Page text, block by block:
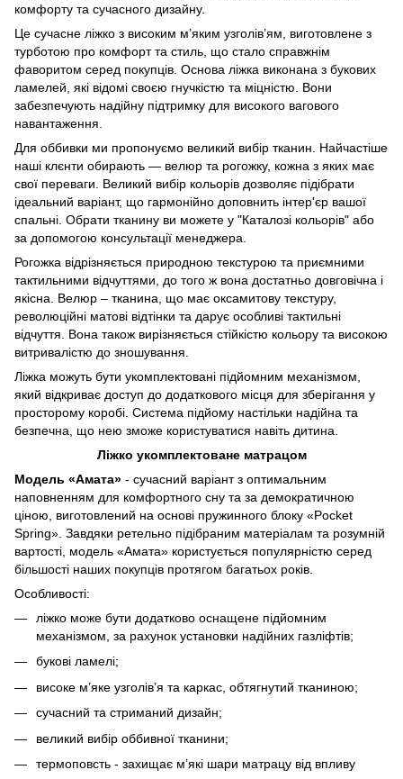
комфорту та сучасного дизайну.
Це сучасне ліжко з високим м’яким узголів’ям, виготовлене з
турботою про комфорт та стиль, що стало справжнім
фаворитом серед покупців. Основа ліжка виконана з букових
ламелей, які відомі своєю гнучкістю та міцністю. Вони
забезпечують надійну підтримку для високого вагового
навантаження.
Для оббивки ми пропонуємо великий вибір тканин. Найчастіше
наші клєнти обирають — велюр та рогожку, кожна з яких має
свої переваги. Великий вибір кольорів дозволяє підібрати
ідеальний варіант, що гармонійно доповнить інтер'єр вашої
спальні. Обрати тканину ви можете у "Каталозі кольорів" або
за допомогою консультації менеджера.
Рогожка відрізняється природною текстурою та приємними
тактильними відчуттями, до того ж вона достатньо довговічна і
якісна. Велюр – тканина, що має оксамитову текстуру,
революційні матові відтінки та дарує особливі тактильні
відчуття. Вона також вирізняється стійкістю кольору та високою
витривалістю до зношування.
Ліжка можуть бути укомплектовані підйомним механізмом,
який відкриває доступ до додаткового місця для зберігання у
просторому коробі. Система підйому настільки надійна та
безпечна, що нею зможе користуватися навіть дитина.
Ліжко укомплектоване матрацом
Модель «Амата» - сучасний варіант з оптимальним
наповненням для комфортного сну та за демократичною
ціною, виготовлений на основі пружинного блоку «Pocket
Spring». Завдяки ретельно підібраним матеріалам та розумній
вартості, модель «Амата» користується популярністю серед
більшості наших покупців протягом багатьох років.
Особливості:
ліжко може бути додатково оснащене підйомним
механізмом, за рахунок установки надійних газліфтів;
букові ламелі;
високе м’яке узголів’я та каркас, обтягнутий тканиною;
сучасний та стриманий дизайн;
великий вибір оббивної тканини;
термоповсть - захищає м’які шари матрацу від впливу